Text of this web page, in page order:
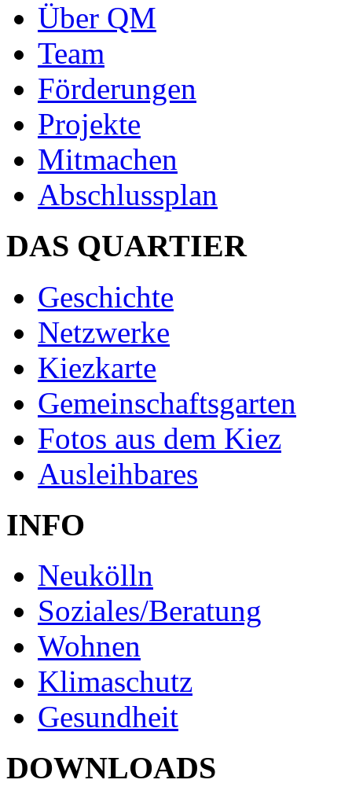
Über QM
Team
Förderungen
Projekte
Mitmachen
Abschlussplan
DAS QUARTIER
Geschichte
Netzwerke
Kiezkarte
Gemeinschaftsgarten
Fotos aus dem Kiez
Ausleihbares
INFO
Neukölln
Soziales/Beratung
Wohnen
Klimaschutz
Gesundheit
DOWNLOADS